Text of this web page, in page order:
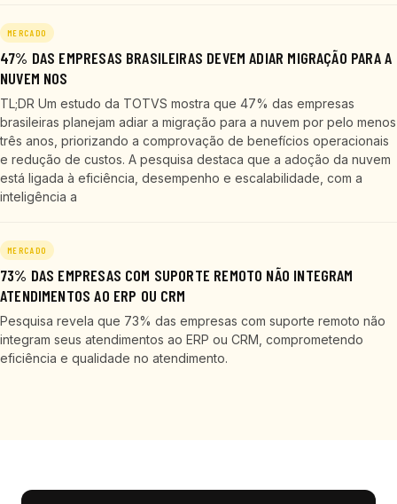
MERCADO
47% DAS EMPRESAS BRASILEIRAS DEVEM ADIAR MIGRAÇÃO PARA A
NUVEM NOS
TL;DR Um estudo da TOTVS mostra que 47% das empresas
brasileiras planejam adiar a migração para a nuvem por pelo menos
três anos, priorizando a comprovação de benefícios operacionais
e redução de custos. A pesquisa destaca que a adoção da nuvem
está ligada à eficiência, desempenho e escalabilidade, com a
inteligência a
MERCADO
73% DAS EMPRESAS COM SUPORTE REMOTO NÃO INTEGRAM
ATENDIMENTOS AO ERP OU CRM
Pesquisa revela que 73% das empresas com suporte remoto não
integram seus atendimentos ao ERP ou CRM, comprometendo
eficiência e qualidade no atendimento.